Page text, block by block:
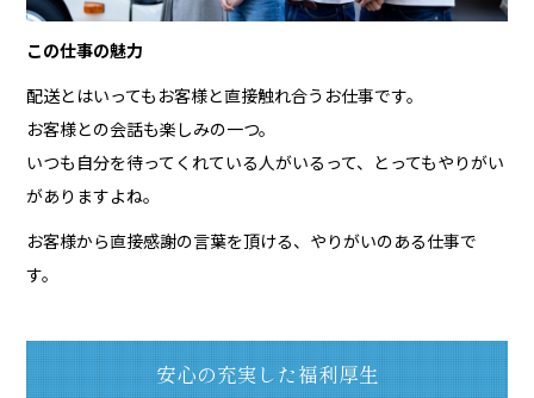
この仕事の魅力
配送とはいってもお客様と直接触れ合うお仕事です。
お客様との会話も楽しみの一つ。
いつも自分を待ってくれている人がいるって、とってもやりがい
がありますよね。
お客様から直接感謝の言葉を頂ける、やりがいのある仕事で
す。
安心の充実した福利厚生